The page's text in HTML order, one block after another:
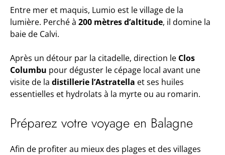
Entre mer et maquis, Lumio est le village de la
lumière. Perché à 200 mètres d’altitude, il domine la
baie de Calvi.
Après un détour par la citadelle, direction le Clos
Columbu pour déguster le cépage local avant une
visite de la distillerie l’Astratella et ses huiles
essentielles et hydrolats à la myrte ou au romarin.
Préparez votre voyage en Balagne
Afin de profiter au mieux des plages et des villages